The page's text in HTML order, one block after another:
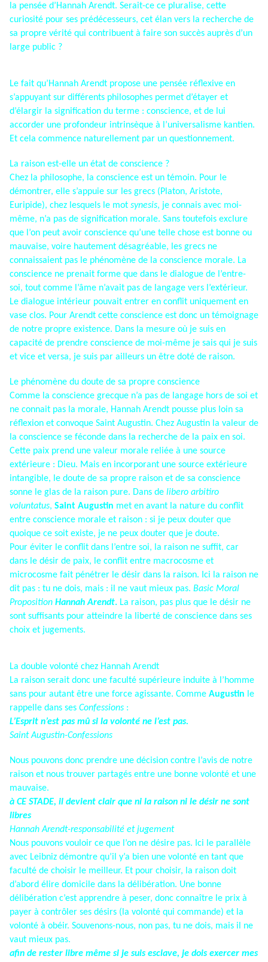
la pensée d’Hannah Arendt. Serait-ce ce pluralise, cette
curiosité pour ses prédécesseurs, cet élan vers la recherche de
sa propre vérité qui contribuent à faire son succès auprès d’un
large public ?
Le fait qu’Hannah Arendt propose une pensée réflexive en
s’appuyant sur différents philosophes permet d’étayer et
d’élargir la signification du terme : conscience, et de lui
accorder une profondeur intrinsèque à l’universalisme kantien.
Et cela commence naturellement par un questionnement.
La raison est-elle un état de conscience ?
Chez la philosophe, la conscience est un témoin. Pour le
démontrer, elle s’appuie sur les grecs (Platon, Aristote,
Euripide), chez lesquels le mot synesis, je connais avec moi-
même, n’a pas de signification morale. Sans toutefois exclure
que l’on peut avoir conscience qu’une telle chose est bonne ou
mauvaise, voire hautement désagréable, les grecs ne
connaissaient pas le phénomène de la conscience morale. La
conscience ne prenait forme que dans le dialogue de l’entre-
soi, tout comme l’âme n’avait pas de langage vers l’extérieur.
Le dialogue intérieur pouvait entrer en conflit uniquement en
vase clos. Pour Arendt cette conscience est donc un témoignage
de notre propre existence. Dans la mesure où je suis en
capacité de prendre conscience de moi-même je sais qui je suis
et vice et versa, je suis par ailleurs un être doté de raison.
Le phénomène du doute de sa propre conscience
Comme la conscience grecque n’a pas de langage hors de soi et
ne connait pas la morale, Hannah Arendt pousse plus loin sa
réflexion et convoque Saint Augustin. Chez Augustin la valeur de
la conscience se féconde dans la recherche de la paix en soi.
Cette paix prend une valeur morale reliée à une source
extérieure : Dieu. Mais en incorporant une source extérieure
intangible, le doute de sa propre raison et de sa conscience
sonne le glas de la raison pure. Dans de libero arbitiro
voluntatus, Saint Augustin met en avant la nature du conflit
entre conscience morale et raison : si je peux douter que
quoique ce soit existe, je ne peux douter que je doute.
Pour éviter le conflit dans l’entre soi, la raison ne suffit, car
dans le désir de paix, le conflit entre macrocosme et
microcosme fait pénétrer le désir dans la raison. Ici la raison ne
dit pas : tu ne dois, mais : il ne vaut mieux pas. Basic Moral
Proposition Hannah Arendt. La raison, pas plus que le désir ne
sont suffisants pour atteindre la liberté de conscience dans ses
choix et jugements.
La double volonté chez Hannah Arendt
La raison serait donc une faculté supérieure induite à l’homme
sans pour autant être une force agissante. Comme Augustin le
rappelle dans ses Confessions :
L’Esprit n’est pas mû si la volonté ne l’est pas.
Saint Augustin-Confessions
Nous pouvons donc prendre une décision contre l’avis de notre
raison et nous trouver partagés entre une bonne volonté et une
mauvaise.
à CE STADE, il devient clair que ni la raison ni le désir ne sont
libres
Hannah Arendt-responsabilité et jugement
Nous pouvons vouloir ce que l’on ne désire pas. Ici le parallèle
avec Leibniz démontre qu’il y’a bien une volonté en tant que
faculté de choisir le meilleur. Et pour choisir, la raison doit
d’abord élire domicile dans la délibération. Une bonne
délibération c’est apprendre à peser, donc connaître le prix à
payer à contrôler ses désirs (la volonté qui commande) et la
volonté à obéir. Souvenons-nous, non pas, tu ne dois, mais il ne
vaut mieux pas.
afin de rester libre même si je suis esclave, je dois exercer mes